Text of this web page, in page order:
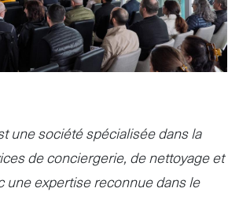
une société spécialisée dans la
de conciergerie, de nettoyage et
une expertise reconnue dans le